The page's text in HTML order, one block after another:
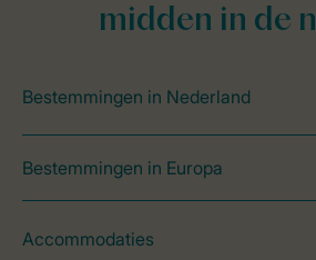
midden in de
Bestemmingen in Nederland
Bestemmingen in Europa
Accommodaties